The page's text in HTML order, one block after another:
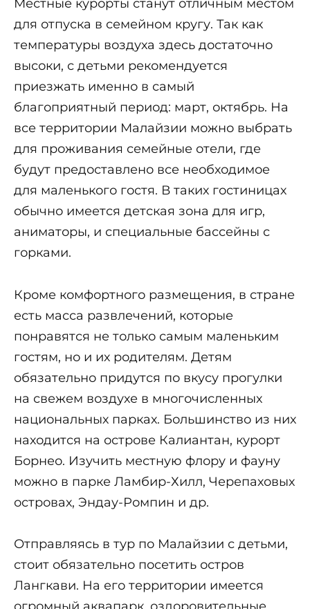
Местные курорты станут отличным местом
для отпуска в семейном кругу. Так как
температуры воздуха здесь достаточно
высоки, с детьми рекомендуется
приезжать именно в самый
благоприятный период: март, октябрь. На
все территории Малайзии можно выбрать
для проживания семейные отели, где
будут предоставлено все необходимое
для маленького гостя. В таких гостиницах
обычно имеется детская зона для игр,
аниматоры, и специальные бассейны с
горками.
Кроме комфортного размещения, в стране
есть масса развлечений, которые
понравятся не только самым маленьким
гостям, но и их родителям. Детям
обязательно придутся по вкусу прогулки
на свежем воздухе в многочисленных
национальных парках. Большинство из них
находится на острове Калиантан, курорт
Борнео. Изучить местную флору и фауну
можно в парке Ламбир-Хилл, Черепаховых
островах, Эндау-Ромпин и др.
Отправляясь в тур по Малайзии с детьми,
стоит обязательно посетить остров
Лангкави. На его территории имеется